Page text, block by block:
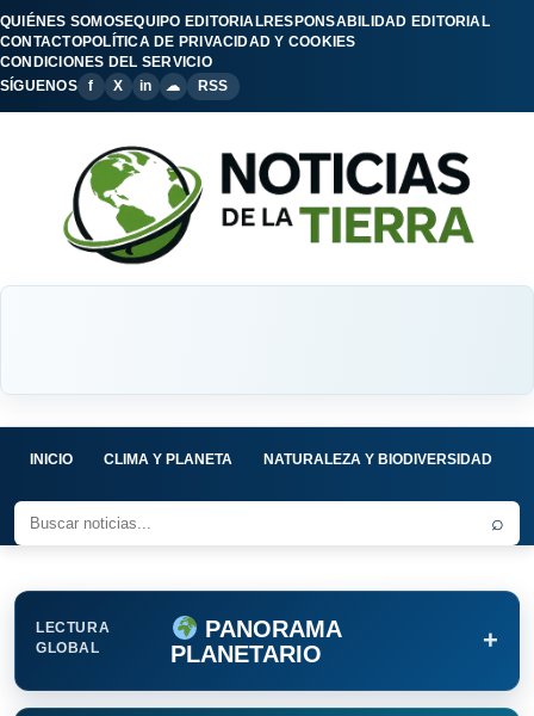
QUIÉNES SOMOSEQUIPO EDITORIALRESPONSABILIDAD EDITORIAL
CONTACTOPOLÍTICA DE PRIVACIDAD Y COOKIES
CONDICIONES DEL SERVICIO
SÍGUENOS
f X in ☁ RSS
INICIO CLIMA Y PLANETA NATURALEZA Y BIODIVERSIDAD
⌕
LECTURA
GLOBAL
PANORAMA
PLANETARIO
+